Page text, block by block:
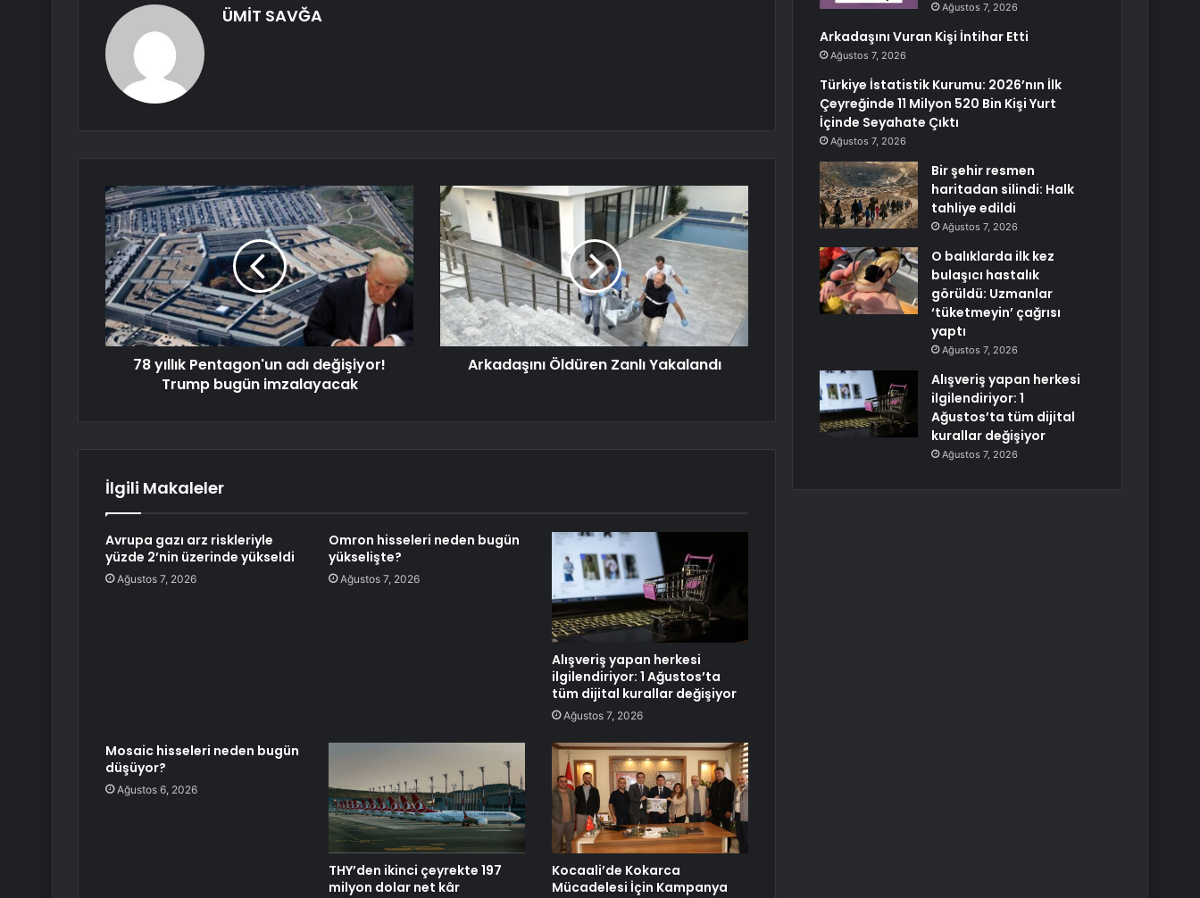
ÜMİT SAVĞA
78 yıllık Pentagon'un adı değişiyor!
Trump bugün imzalayacak
Arkadaşını Öldüren Zanlı Yakalandı
İlgili Makaleler
Avrupa gazı arz riskleriyle
yüzde 2’nin üzerinde yükseldi
Ağustos 7, 2026
Omron hisseleri neden bugün
yükselişte?
Ağustos 7, 2026
Alışveriş yapan herkesi
ilgilendiriyor: 1 Ağustos’ta
tüm dijital kurallar değişiyor
Ağustos 7, 2026
Mosaic hisseleri neden bugün
düşüyor?
Ağustos 6, 2026
THY’den ikinci çeyrekte 197
milyon dolar net kâr
Kocaali’de Kokarca
Mücadelesi İçin Kampanya
Ağustos 7, 2026
Arkadaşını Vuran Kişi İntihar Etti
Ağustos 7, 2026
Türkiye İstatistik Kurumu: 2026’nın İlk
Çeyreğinde 11 Milyon 520 Bin Kişi Yurt
İçinde Seyahate Çıktı
Ağustos 7, 2026
Bir şehir resmen
haritadan silindi: Halk
tahliye edildi
Ağustos 7, 2026
O balıklarda ilk kez
bulaşıcı hastalık
görüldü: Uzmanlar
‘tüketmeyin’ çağrısı
yaptı
Ağustos 7, 2026
Alışveriş yapan herkesi
ilgilendiriyor: 1
Ağustos’ta tüm dijital
kurallar değişiyor
Ağustos 7, 2026